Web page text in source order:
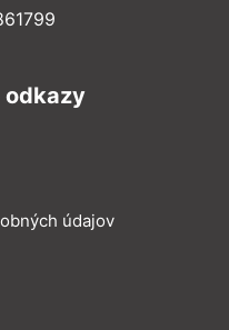
odkazy
údajov